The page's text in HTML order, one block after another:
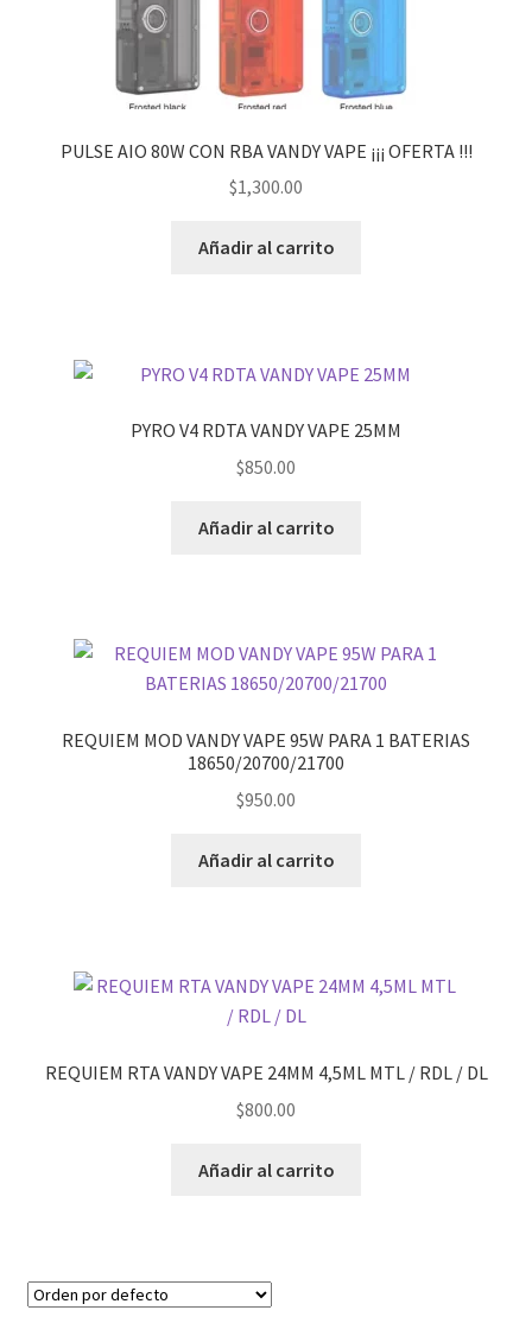
PULSE AIO 80W CON RBA VANDY VAPE ¡¡¡ OFERTA !!!
$1,300.00
Añadir al carrito
PYRO V4 RDTA VANDY VAPE 25MM
$850.00
Añadir al carrito
REQUIEM MOD VANDY VAPE 95W PARA 1 BATERIAS
18650/20700/21700
$950.00
Añadir al carrito
REQUIEM RTA VANDY VAPE 24MM 4,5ML MTL / RDL / DL
$800.00
Añadir al carrito